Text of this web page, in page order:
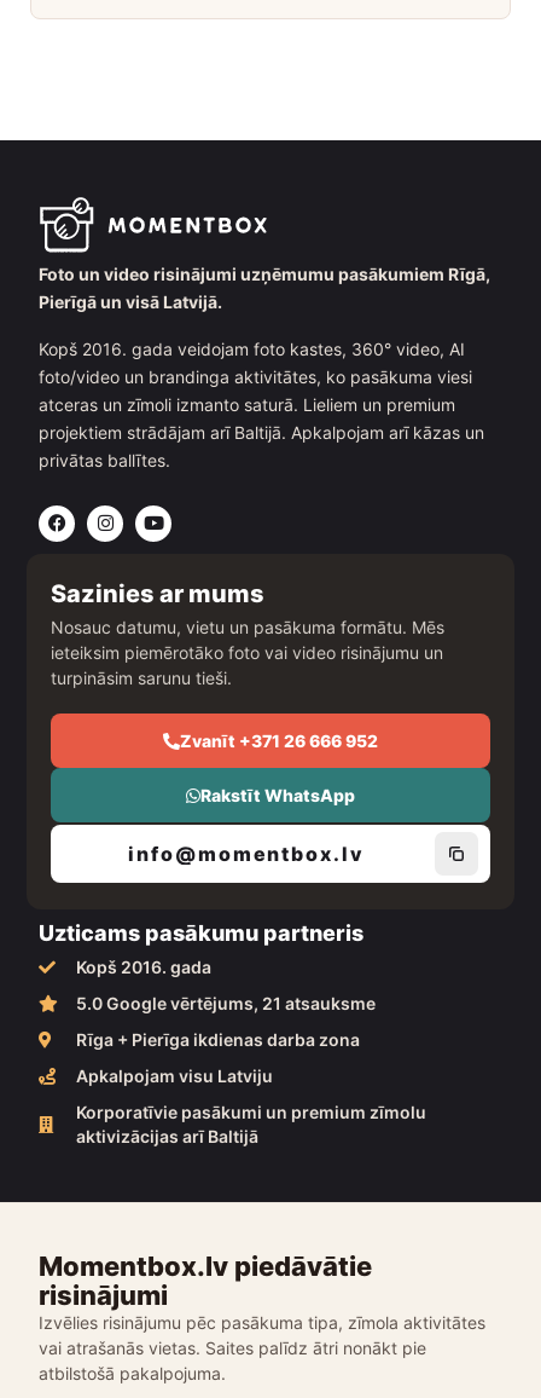
Foto un video risinājumi uzņēmumu pasākumiem Rīgā,
Pierīgā un visā Latvijā.
Kopš 2016. gada veidojam foto kastes, 360° video, AI
foto/video un brandinga aktivitātes, ko pasākuma viesi
atceras un zīmoli izmanto saturā. Lieliem un premium
projektiem strādājam arī Baltijā. Apkalpojam arī kāzas un
privātas ballītes.
F
a
c
b
o
o
k
I
n
s
a
g
r
a
m
Y
o
u
u
b
e
Sazinies ar mums
Nosauc datumu, vietu un pasākuma formātu. Mēs
ieteiksim piemērotāko foto vai video risinājumu un
turpināsim sarunu tieši.
Zvanīt +371 26 666 952
Rakstīt WhatsApp
info@momentbox.lv
Uzticams pasākumu partneris
Kopš 2016. gada
5.0 Google vērtējums, 21 atsauksme
Rīga + Pierīga ikdienas darba zona
Apkalpojam visu Latviju
Korporatīvie pasākumi un premium zīmolu
aktivizācijas arī Baltijā
Momentbox.lv piedāvātie
risinājumi
Izvēlies risinājumu pēc pasākuma tipa, zīmola aktivitātes
vai atrašanās vietas. Saites palīdz ātri nonākt pie
atbilstošā pakalpojuma.